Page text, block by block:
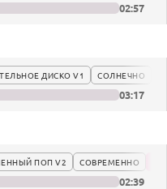
02:57
ДИСКО V1 СОЛНЕЧНО
03:17
ПОП V2 СОВРЕМЕННО
02:39